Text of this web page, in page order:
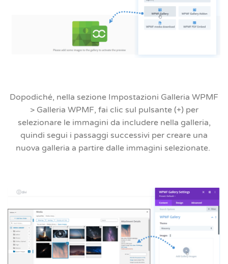
Dopodiché, nella sezione Impostazioni Galleria WPMF
> Galleria WPMF, fai clic sul pulsante (+) per
selezionare le immagini da includere nella galleria,
quindi segui i passaggi successivi per creare una
nuova galleria a partire dalle immagini selezionate.